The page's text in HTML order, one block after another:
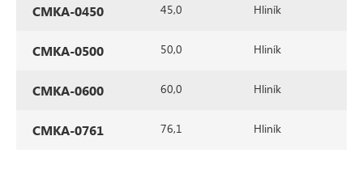
CMKA-0450 45,0 Hliník
CMKA-0500 50,0 Hliník
CMKA-0600 60,0 Hliník
CMKA-0761 76,1 Hliník